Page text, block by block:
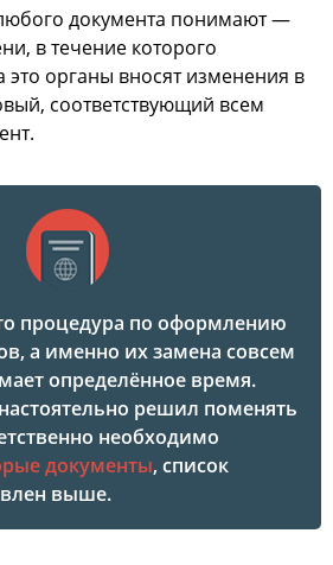
документа понимают —
в течение которого
органы вносят изменения в
соответствующий всем
процедура по оформлению
а именно их замена совсем
определённое время.
решил поменять
необходимо
документы, список
выше.